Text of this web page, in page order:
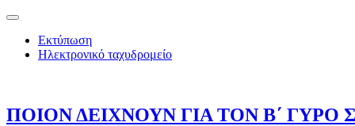
Εκτύπωση
Ηλεκτρονικό ταχυδρομείο
ΠΟΙΟΝ ΔΕΙΧΝΟΥΝ ΓΙΑ ΤΟΝ Β΄ ΓΥΡΟ